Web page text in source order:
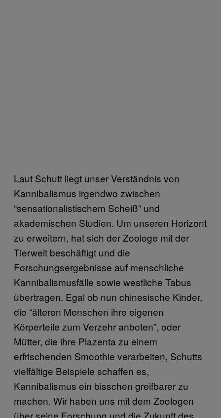
Laut Schutt liegt unser Verständnis von
Kannibalismus irgendwo zwischen
“sensationalistischem Scheiß” und
akademischen Studien. Um unseren Horizont
zu erweitern, hat sich der Zoologe mit der
Tierwelt beschäftigt und die
Forschungsergebnisse auf menschliche
Kannibalismusfälle sowie westliche Tabus
übertragen. Egal ob nun chinesische Kinder,
die “älteren Menschen ihre eigenen
Körperteile zum Verzehr anboten”, oder
Mütter, die ihre Plazenta zu einem
erfrischenden Smoothie verarbeiten, Schutts
vielfältige Beispiele schaffen es,
Kannibalismus ein bisschen greifbarer zu
machen. Wir haben uns mit dem Zoologen
über seine Forschung und die Zukunft des